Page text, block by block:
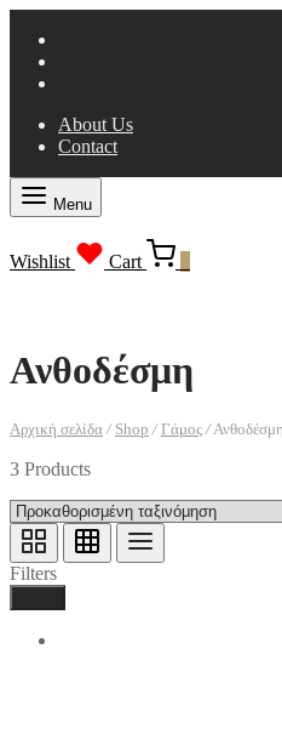
About Us
Contact
Menu
Wishlist Cart
Ανθοδέσμη
Αρχική σελίδα / Shop / Γάμος /Ανθοδέσμη
3 Products
Filters